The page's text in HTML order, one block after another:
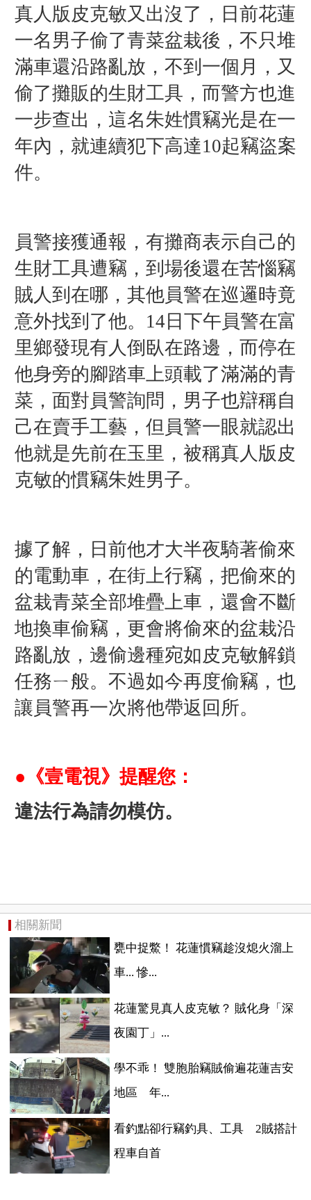
真人版皮克敏又出沒了，日前花蓮
一名男子偷了青菜盆栽後，不只堆
滿車還沿路亂放，不到一個月，又
偷了攤販的生財工具，而警方也進
一步查出，這名朱姓慣竊光是在一
年內，就連續犯下高達10起竊盜案
件。
員警接獲通報，有攤商表示自己的
生財工具遭竊，到場後還在苦惱竊
賊人到在哪，其他員警在巡邏時竟
意外找到了他。14日下午員警在富
里鄉發現有人倒臥在路邊，而停在
他身旁的腳踏車上頭載了滿滿的青
菜，面對員警詢問，男子也辯稱自
己在賣手工藝，但員警一眼就認出
他就是先前在玉里，被稱真人版皮
克敏的慣竊朱姓男子。
據了解，日前他才大半夜騎著偷來
的電動車，在街上行竊，把偷來的
盆栽青菜全部堆疊上車，還會不斷
地換車偷竊，更會將偷來的盆栽沿
路亂放，邊偷邊種宛如皮克敏解鎖
任務ㄧ般。不過如今再度偷竊，也
讓員警再一次將他帶返回所。
●《壹電視》提醒您：
違法行為請勿模仿。
相關新聞
甕中捉鱉！ 花蓮慣竊趁沒熄火溜上
車... 慘...
花蓮驚見真人皮克敏？ 賊化身「深
夜園丁」...
學不乖！ 雙胞胎竊賊偷遍花蓮吉安
地區 年...
看釣點卻行竊釣具、工具 2賊搭計
程車自首